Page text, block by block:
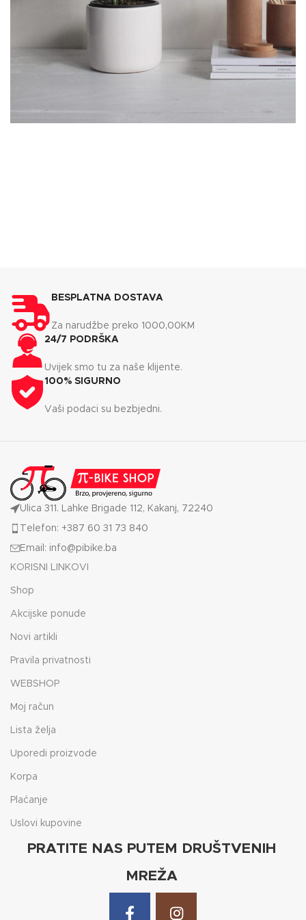
BESPLATNA DOSTAVA
Za narudžbe preko 1000,00KM
24/7 PODRŠKA
Uvijek smo tu za naše klijente.
100% SIGURNO
Vaši podaci su bezbjedni.
Ulica 311. Lahke Brigade 112, Kakanj, 72240
Telefon: +387 60 31 73 840
Email: info@pibike.ba
KORISNI LINKOVI
Shop
Akcijske ponude
Novi artikli
Pravila privatnosti
WEBSHOP
Moj račun
Lista želja
Uporedi proizvode
Korpa
Plaćanje
Uslovi kupovine
PRATITE NAS PUTEM DRUŠTVENIH
MREŽA